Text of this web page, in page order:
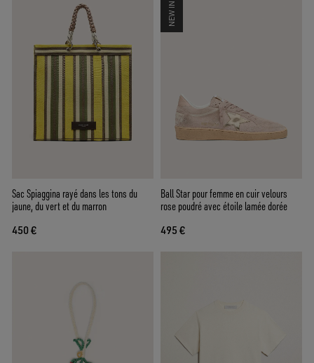
Sac Spiaggina rayé dans les tons du
jaune, du vert et du marron
450 €
NEW IN
Ball Star pour femme en cuir velours
rose poudré avec étoile lamée dorée
495 €